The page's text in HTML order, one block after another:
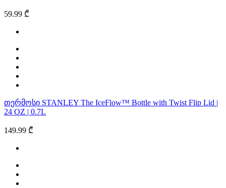
59.99 ₾
თერმოსი STANLEY The IceFlow™ Bottle with Twist Flip Lid |
24 OZ | 0.7L
149.99 ₾